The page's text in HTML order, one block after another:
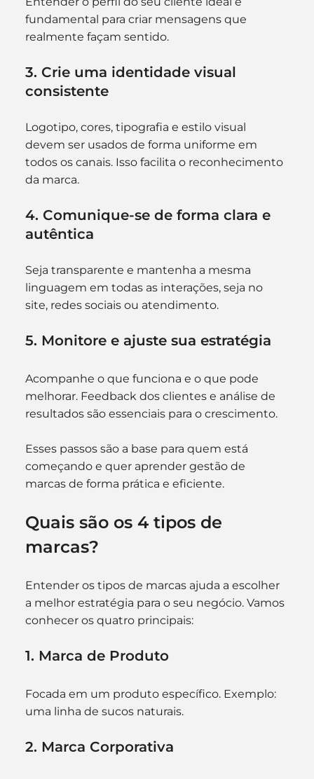
fundamental para criar mensagens que
realmente façam sentido.
3. Crie uma identidade visual
consistente
Logotipo, cores, tipografia e estilo visual
devem ser usados de forma uniforme em
todos os canais. Isso facilita o reconhecimento
da marca.
4. Comunique-se de forma clara e
autêntica
Seja transparente e mantenha a mesma
linguagem em todas as interações, seja no
site, redes sociais ou atendimento.
5. Monitore e ajuste sua estratégia
Acompanhe o que funciona e o que pode
melhorar. Feedback dos clientes e análise de
resultados são essenciais para o crescimento.
Esses passos são a base para quem está
começando e quer aprender gestão de
marcas de forma prática e eficiente.
Quais são os 4 tipos de
marcas?
Entender os tipos de marcas ajuda a escolher
a melhor estratégia para o seu negócio. Vamos
conhecer os quatro principais:
1. Marca de Produto
Focada em um produto específico. Exemplo:
uma linha de sucos naturais.
2. Marca Corporativa